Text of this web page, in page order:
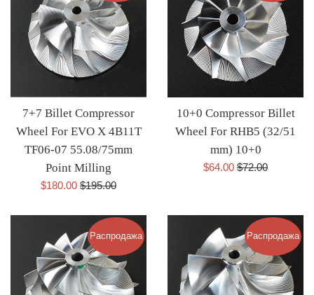
7+7 Billet Compressor
Wheel For EVO X 4B11T
TF06-07 55.08/75mm
Point Milling
Цена
скидкой
$180.00 Обычная
$195.00
10+0 Compressor Billet
Wheel For RHB5 (32/51
mm) 10+0
Цена
$64.00 Обычная
$72.00
Распродажа Распродажа